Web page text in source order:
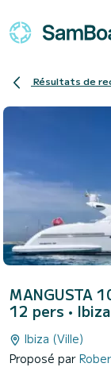
Résultats de
MANGUSTA
12 pers •
Ibiza (Ville)
Proposé par